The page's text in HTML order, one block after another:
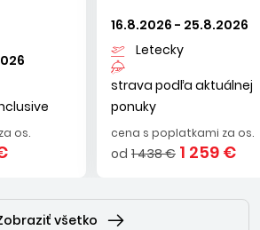
os.
16.8.2026 - 25.8.2026
Letecky
strava podľa aktuálnej
ponuky
cena s poplatkami za os.
od 1 438 € 1 259 €
všetko